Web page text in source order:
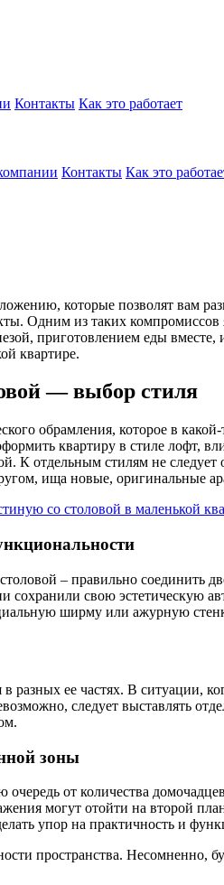
Контакты Как это работает
Контакты Как это
которые позволят вам
Одним из таких
приготовлением еды
квартире.
— выбор стиля
обрамления, которое в
квартиру в стиле лофт,
отдельным стилям не следует
ища новые, оригинальные
– правильно
свою эстетическую
ширму или ажурную
разных ее частях. В ситуации,
следует выставлять
зоны
от количества
могут отойти на второй
упор на практичность и
пространства. Несомненно,